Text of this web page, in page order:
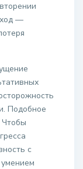
—
Подобное
Чтобы
с